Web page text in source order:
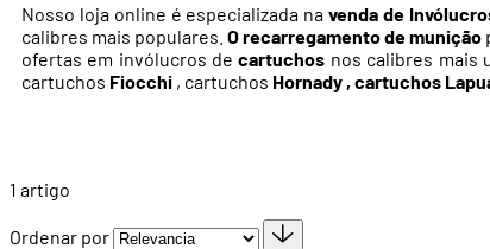
Nosso loja online é especializada navenda de
calibres mais populares. O recarregamento de munição
ofertas em invólucros decartuchos nos calibres mais
cartuchos Fiocchi , cartuchos Hornady , cartuchos
1 artigo
Ordenar por